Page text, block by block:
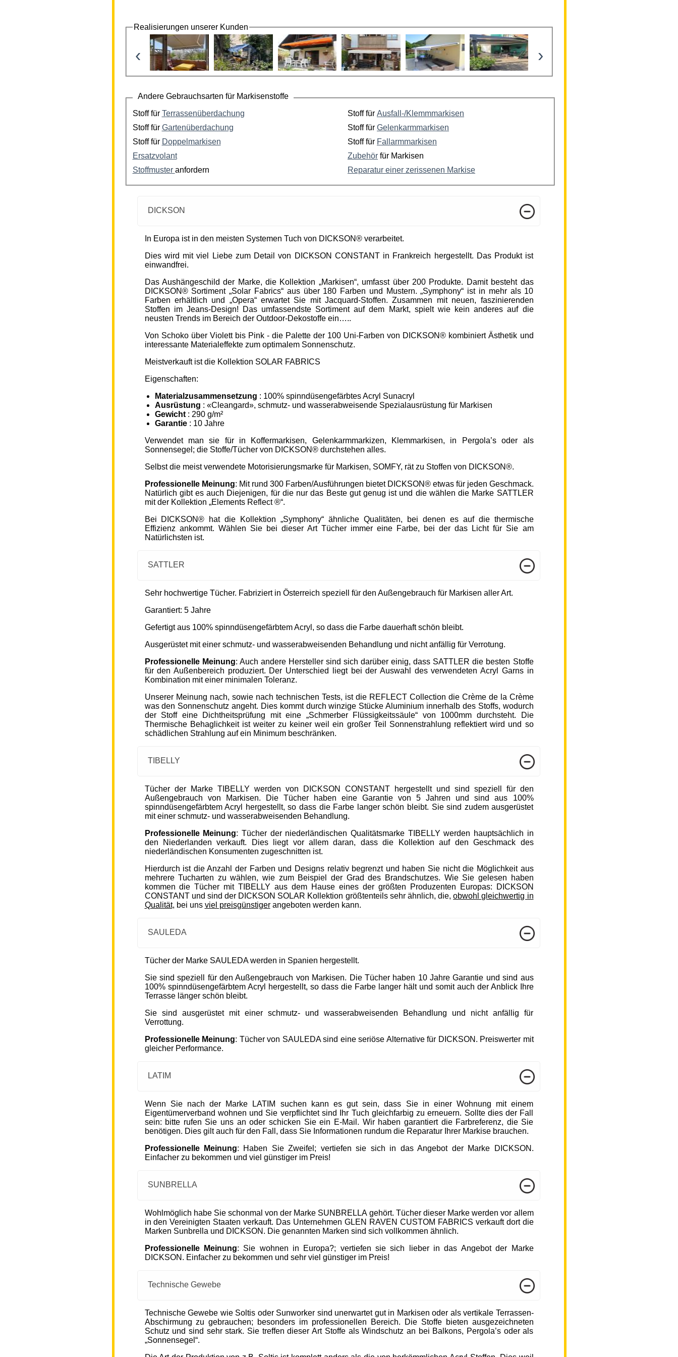
Realisierungen unserer Kunden
‹ ›
Andere Gebrauchsarten für Markisenstoffe
Stoff für Terrassenüberdachung Stoff für Ausfall-/Klemmmarkisen
Stoff für Gartenüberdachung Stoff für Gelenkarmmarkisen
Stoff für Doppelmarkisen Stoff für Fallarmmarkisen
Ersatzvolant
Zubehör für Markisen
Stoffmuster anfordern Reparatur einer zerissenen Markise
DICKSON
In Europa ist in den meisten Systemen Tuch von DICKSON® verarbeitet.
Dies wird mit viel Liebe zum Detail von DICKSON CONSTANT in Frankreich hergestellt. Das Produkt ist
einwandfrei.
Das Aushängeschild der Marke, die Kollektion „Markisen“, umfasst über 200 Produkte. Damit besteht das
DICKSON® Sortiment „Solar Fabrics“ aus über 180 Farben und Mustern. „Symphony“ ist in mehr als 10
Farben erhältlich und „Opera“ erwartet Sie mit Jacquard-Stoffen. Zusammen mit neuen, faszinierenden
Stoffen im Jeans-Design! Das umfassendste Sortiment auf dem Markt, spielt wie kein anderes auf die
neusten Trends im Bereich der Outdoor-Dekostoffe ein…..
Von Schoko über Violett bis Pink - die Palette der 100 Uni-Farben von DICKSON® kombiniert Ästhetik und
interessante Materialeffekte zum optimalem Sonnenschutz.
Meistverkauft ist die Kollektion SOLAR FABRICS
Eigenschaften:
Materialzusammensetzung : 100% spinndüsengefärbtes Acryl Sunacryl
Ausrüstung : «Cleangard», schmutz- und wasserabweisende Spezialausrüstung für Markisen
Gewicht: 290 g/m²
Garantie: 10 Jahre
Verwendet man sie für in Koffermarkisen, Gelenkarmmarkizen, Klemmarkisen, in Pergola’s oder als
Sonnensegel; die Stoffe/Tücher von DICKSON® durchstehen alles.
Selbst die meist verwendete Motorisierungsmarke für Markisen, SOMFY, rät zu Stoffen von DICKSON®.
Professionelle Meinung: Mit rund 300 Farben/Ausführungen bietet DICKSON® etwas für jeden Geschmack.
Natürlich gibt es auch Diejenigen, für die nur das Beste gut genug ist und die wählen die Marke SATTLER
mit der Kollektion „Elements Reflect ®“.
Bei DICKSON® hat die Kollektion „Symphony“ ähnliche Qualitäten, bei denen es auf die thermische
Effizienz ankommt. Wählen Sie bei dieser Art Tücher immer eine Farbe, bei der das Licht für Sie am
Natürlichsten ist.
SATTLER
Sehr hochwertige Tücher. Fabriziert in Österreich speziell für den Außengebrauch für Markisen aller Art.
Garantiert: 5 Jahre
Gefertigt aus 100% spinndüsengefärbtem Acryl, so dass die Farbe dauerhaft schön bleibt.
Ausgerüstet mit einer schmutz- und wasserabweisenden Behandlung und nicht anfällig für Verrotung.
Professionelle Meinung: Auch andere Hersteller sind sich darüber einig, dass SATTLER die besten Stoffe
für den Außenbereich produziert. Der Unterschied liegt bei der Auswahl des verwendeten Acryl Garns in
Kombination mit einer minimalen Toleranz.
Unserer Meinung nach, sowie nach technischen Tests, ist die REFLECT Collection die Crème de la Crème
was den Sonnenschutz angeht. Dies kommt durch winzige Stücke Aluminium innerhalb des Stoffs, wodurch
der Stoff eine Dichtheitsprüfung mit eine „Schmerber Flüssigkeitssäule“ von 1000mm durchsteht. Die
Thermische Behaglichkeit ist weiter zu keiner weil ein großer Teil Sonnenstrahlung reflektiert wird und so
schädlichen Strahlung auf ein Minimum beschränken.
TIBELLY
Tücher der Marke TIBELLY werden von DICKSON CONSTANT hergestellt und sind speziell für den
Außengebrauch von Markisen. Die Tücher haben eine Garantie von 5 Jahren und sind aus 100%
spinndüsengefärbtem Acryl hergestellt, so dass die Farbe langer schön bleibt. Sie sind zudem ausgerüstet
mit einer schmutz- und wasserabweisenden Behandlung.
Professionelle Meinung: Tücher der niederländischen Qualitätsmarke TIBELLY werden hauptsächlich in
den Niederlanden verkauft. Dies liegt vor allem daran, dass die Kollektion auf den Geschmack des
niederländischen Konsumenten zugeschnitten ist.
Hierdurch ist die Anzahl der Farben und Designs relativ begrenzt und haben Sie nicht die Möglichkeit aus
mehrere Tucharten zu wählen, wie zum Beispiel der Grad des Brandschutzes. Wie Sie gelesen haben
kommen die Tücher mit TIBELLY aus dem Hause eines der größten Produzenten Europas: DICKSON
CONSTANT und sind der DICKSON SOLAR Kollektion größtenteils sehr ähnlich, die,obwohl gleichwertig in
Qualität, bei uns viel preisgünstigerangeboten werden kann.
SAULEDA
Tücher der Marke SAULEDA werden in Spanien hergestellt.
Sie sind speziell für den Außengebrauch von Markisen. Die Tücher haben 10 Jahre Garantie und sind aus
100% spinndüsengefärbtem Acryl hergestellt, so dass die Farbe langer hält und somit auch der Anblick Ihre
Terrasse länger schön bleibt.
Sie sind ausgerüstet mit einer schmutz- und wasserabweisenden Behandlung und nicht anfällig für
Verrottung.
Professionelle Meinung: Tücher von SAULEDA sind eine seriöse Alternative für DICKSON. Preiswerter mit
gleicher Performance.
LATIM
Wenn Sie nach der Marke LATIM suchen kann es gut sein, dass Sie in einer Wohnung mit einem
Eigentümerverband wohnen und Sie verpflichtet sind Ihr Tuch gleichfarbig zu erneuern. Sollte dies der Fall
sein: bitte rufen Sie uns an oder schicken Sie ein E-Mail. Wir haben garantiert die Farbreferenz, die Sie
benötigen. Dies gilt auch für den Fall, dass Sie Informationen rundum die Reparatur Ihrer Markise brauchen.
Professionelle Meinung: Haben Sie Zweifel; vertiefen sie sich in das Angebot der Marke DICKSON.
Einfacher zu bekommen und viel günstiger im Preis!
SUNBRELLA
Wohlmöglich habe Sie schonmal von der Marke SUNBRELLA gehört. Tücher dieser Marke werden vor allem
in den Vereinigten Staaten verkauft. Das Unternehmen GLEN RAVEN CUSTOM FABRICS verkauft dort die
Marken Sunbrella und DICKSON. Die genannten Marken sind sich vollkommen ähnlich.
Professionelle Meinung: Sie wohnen in Europa?; vertiefen sie sich lieber in das Angebot der Marke
DICKSON. Einfacher zu bekommen und sehr viel günstiger im Preis!
Technische Gewebe
Technische Gewebe wie Soltis oder Sunworker sind unerwartet gut in Markisen oder als vertikale Terrassen-
Abschirmung zu gebrauchen; besonders im professionellen Bereich. Die Stoffe bieten ausgezeichneten
Schutz und sind sehr stark. Sie treffen dieser Art Stoffe als Windschutz an bei Balkons, Pergola’s oder als
„Sonnensegel“.